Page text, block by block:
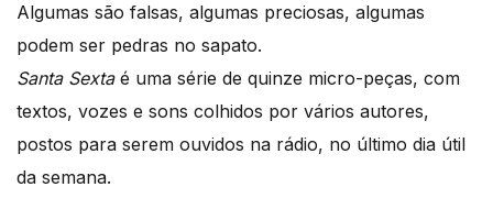
Algumas são falsas, algumas preciosas, algumas
podem ser pedras no sapato.
Santa Sexta é uma série de quinze micro-peças, com
textos, vozes e sons colhidos por vários autores,
postos para serem ouvidos na rádio, no último dia útil
da semana.